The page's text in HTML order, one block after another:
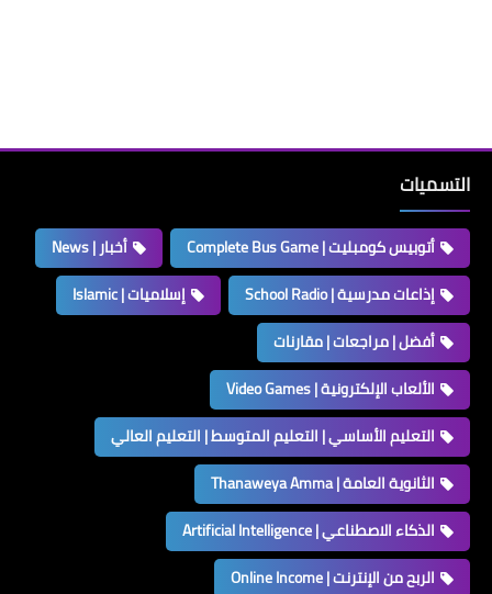
التسميات
أتوبيس كومبليت | Complete Bus Game
أخبار | News
إذاعات مدرسية | School Radio
إسلاميات | Islamic
أفضل | مراجعات | مقارنات
الألعاب الإلكترونية | Video Games
التعليم الأساسي | التعليم المتوسط | التعليم العالي
الثانوية العامة | Thanaweya Amma
الذكاء الاصطناعي | Artificial Intelligence
الربح من الإنترنت | Online Income